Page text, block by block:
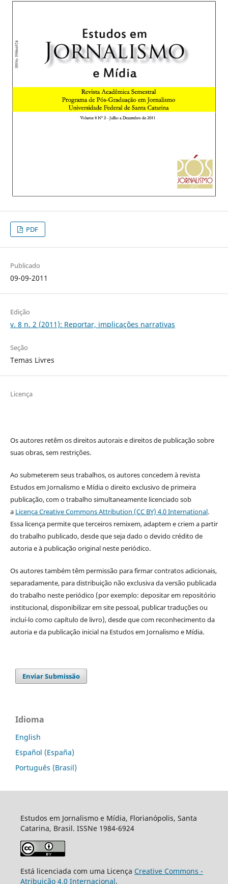
PDF
Publicado
09-09-2011
Edição
v. 8 n. 2 (2011): Reportar, implicações narrativas
Seção
Temas Livres
Licença
Os autores retêm os direitos autorais e direitos de publicação sobre
suas obras, sem restrições.
Ao submeterem seus trabalhos, os autores concedem à revista
Estudos em Jornalismo e Mídia o direito exclusivo de primeira
publicação, com o trabalho simultaneamente licenciado sob
a Licença Creative Commons Attribution (CC BY) 4.0 International.
Essa licença permite que terceiros remixem, adaptem e criem a partir
do trabalho publicado, desde que seja dado o devido crédito de
autoria e à publicação original neste periódico.
Os autores também têm permissão para firmar contratos adicionais,
separadamente, para distribuição não exclusiva da versão publicada
do trabalho neste periódico (por exemplo: depositar em repositório
institucional, disponibilizar em site pessoal, publicar traduções ou
incluí-lo como capítulo de livro), desde que com reconhecimento da
autoria e da publicação inicial na Estudos em Jornalismo e Mídia.
Enviar Submissão
Idioma
English
Español (España)
Português (Brasil)
Estudos em Jornalismo e Mídia, Florianópolis, Santa
Catarina, Brasil. ISSNe 1984-6924
Está licenciada com uma Licença Creative Commons -
Atribuição 4.0 Internacional.